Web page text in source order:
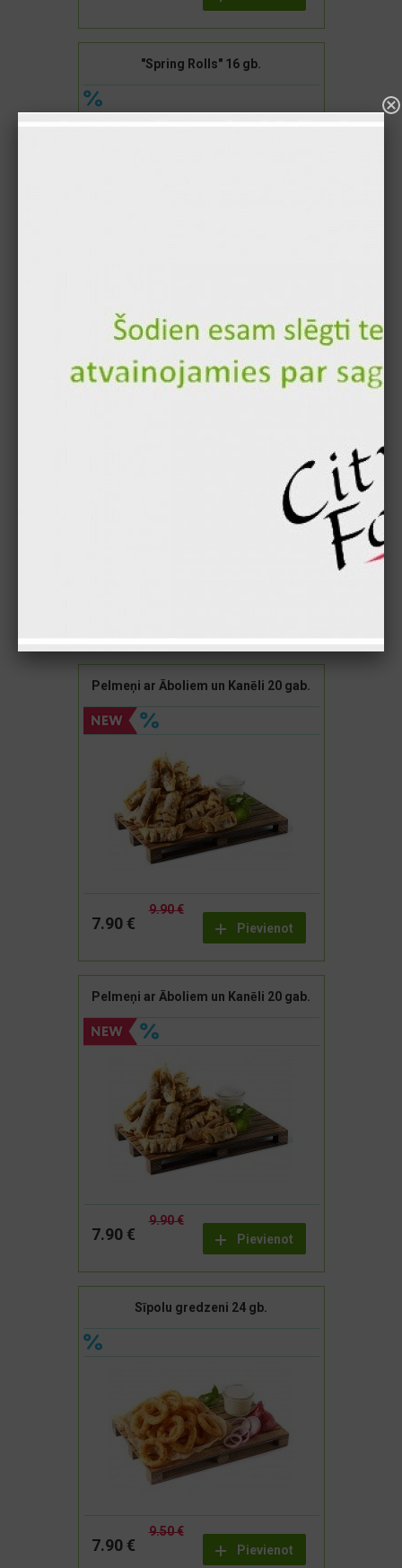
"Spring Rolls" 16 gb.
Pelmeņi ar Dārzeņiem 20 gb.
Pelmeņi ar Āboliem un Kanēli 20 gab.
Pievienot
9.90 €
7.90 €
Pelmeņi ar Āboliem un Kanēli 20 gab.
Pievienot
9.90 €
7.90 €
Sīpolu gredzeni 24 gb.
Pievienot
9.50 €
7.90 €